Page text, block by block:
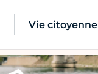
Vie citoyenne